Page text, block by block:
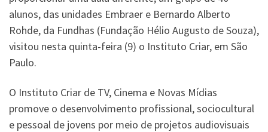
alunos, das unidades Embraer e Bernardo Alberto
Rohde, da Fundhas (Fundação Hélio Augusto de Souza),
visitou nesta quinta-feira (9) o Instituto Criar, em São
Paulo.
O Instituto Criar de TV, Cinema e Novas Mídias
promove o desenvolvimento profissional, sociocultural
e pessoal de jovens por meio de projetos audiovisuais